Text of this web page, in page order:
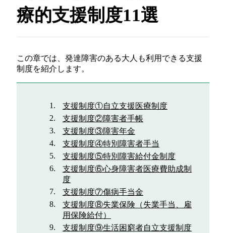
療的支援制度11選
この章では、発達障害のある大人も利用できる支援
制度を紹介します。
支援制度①自立支援医療制度
支援制度②障害者手帳
支援制度③障害年金
支援制度④特別障害者手当
支援制度⑤特別障害給付金制度
支援制度⑥心身障害者医療費助成制
度
支援制度⑦傷病手当金
支援制度⑧失業保険（失業手当、雇
用保険給付）
支援制度⑨生活困窮者自立支援制度